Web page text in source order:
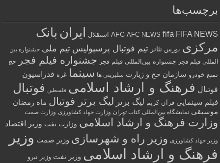
برچسب‌ها
AFC AFC NEWS fifa FIFA NEWS استقلال ایران بانک
مرکزی بورس تئاتر تیم فوتبال پرسپولیس تیم ملی جشنواره بین
المللی فیلم فجر جشنواره بین‌المللی فیلم فجر جشنواره فیلم فجر
حج
تمتع خودرو سازمان حج و زیارت سلبریتی ها سینما غزه فدراسیون
فوتبال فرهنگ و ارشاد اسلامی فلسطین فوتبال
فیلم سینمایی قرآن کریم لیگ برتر لیگ برتر فوتبال ماه رمضان
موسیقی نمایشگاه بین‌المللی کتاب تهران وزارت جهاد کشاورزی وزارت صمت
وزارت فرهنگ و ارشاد اسلامی وزارت نفت وزیر اقتصاد
وزیر جهاد کشاورزی وزیر راه و شهرسازی وزیر صمت وزیر
فرهنگ و ارشاد اسلامی وزیر نفت وزیر نیرو